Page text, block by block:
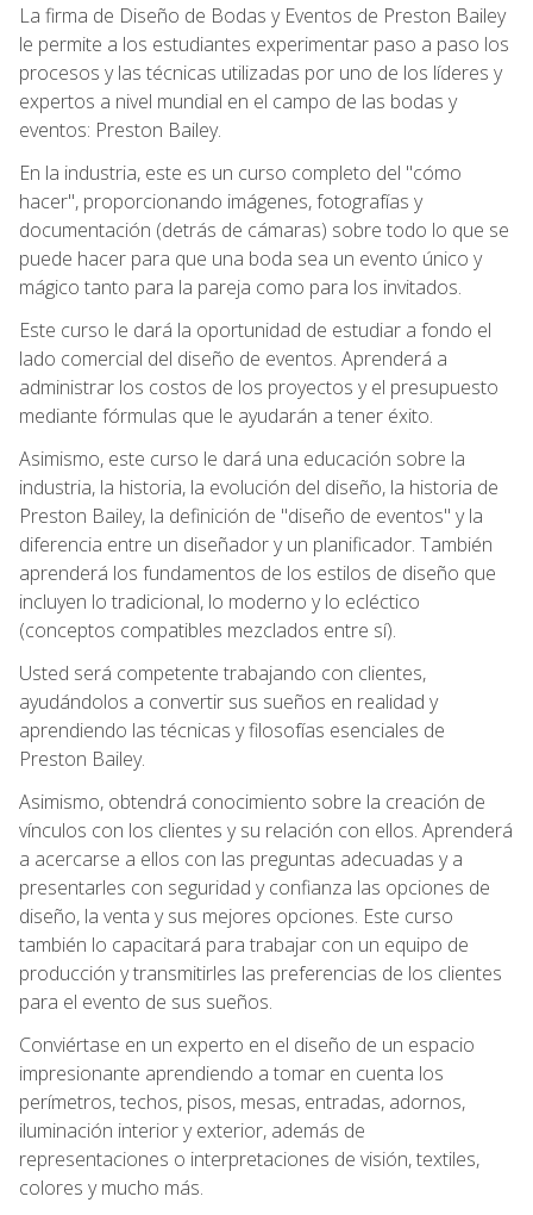
La firma de Diseño de Bodas y Eventos de Preston Bailey
le permite a los estudiantes experimentar paso a paso los
procesos y las técnicas utilizadas por uno de los líderes y
expertos a nivel mundial en el campo de las bodas y
eventos: Preston Bailey.
En la industria, este es un curso completo del "cómo
hacer", proporcionando imágenes, fotografías y
documentación (detrás de cámaras) sobre todo lo que se
puede hacer para que una boda sea un evento único y
mágico tanto para la pareja como para los invitados.
Este curso le dará la oportunidad de estudiar a fondo el
lado comercial del diseño de eventos. Aprenderá a
administrar los costos de los proyectos y el presupuesto
mediante fórmulas que le ayudarán a tener éxito.
Asimismo, este curso le dará una educación sobre la
industria, la historia, la evolución del diseño, la historia de
Preston Bailey, la definición de "diseño de eventos" y la
diferencia entre un diseñador y un planificador. También
aprenderá los fundamentos de los estilos de diseño que
incluyen lo tradicional, lo moderno y lo ecléctico
(conceptos compatibles mezclados entre sí).
Usted será competente trabajando con clientes,
ayudándolos a convertir sus sueños en realidad y
aprendiendo las técnicas y filosofías esenciales de
Preston Bailey.
Asimismo, obtendrá conocimiento sobre la creación de
vínculos con los clientes y su relación con ellos. Aprenderá
a acercarse a ellos con las preguntas adecuadas y a
presentarles con seguridad y confianza las opciones de
diseño, la venta y sus mejores opciones. Este curso
también lo capacitará para trabajar con un equipo de
producción y transmitirles las preferencias de los clientes
para el evento de sus sueños.
Conviértase en un experto en el diseño de un espacio
impresionante aprendiendo a tomar en cuenta los
perímetros, techos, pisos, mesas, entradas, adornos,
iluminación interior y exterior, además de
representaciones o interpretaciones de visión, textiles,
colores y mucho más.